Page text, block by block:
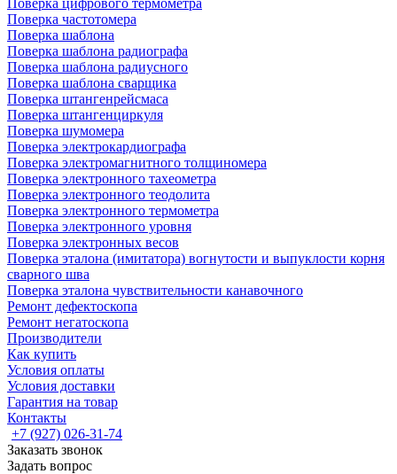
Поверка цифрового термометра
Поверка частотомера
Поверка шаблона
Поверка шаблона радиографа
Поверка шаблона радиусного
Поверка шаблона сварщика
Поверка штангенрейсмаса
Поверка штангенциркуля
Поверка шумомера
Поверка электрокардиографа
Поверка электромагнитного толщиномера
Поверка электронного тахеометра
Поверка электронного теодолита
Поверка электронного термометра
Поверка электронного уровня
Поверка электронных весов
Поверка эталона (имитатора) вогнутости и выпуклости корня
сварного шва
Поверка эталона чувствительности канавочного
Ремонт дефектоскопа
Ремонт негатоскопа
Производители
Как купить
Условия оплаты
Условия доставки
Гарантия на товар
Контакты
+7 (927) 026-31-74
Заказать звонок
Задать вопрос